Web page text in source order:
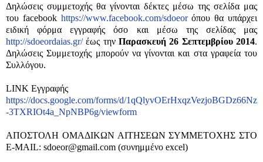
Δηλώσεις συμμετοχής θα γίνονται δέκτες μέσω της σελίδα μας
του facebook https://www.facebook.com/sdoeorόπου θα υπάρχει
ειδική φόρμα εγγραφής όσο και μέσω της σελίδας μας
http://sdoeordaias.gr/έως την Παρασκευή 26 Σεπτεμβρίου 2014.
Δηλώσεις Συμμετοχής μπορούν να γίνονται και στα γραφεία του
Συλλόγου.
LINK Εγγραφής
https://docs.google.com/forms/d/1qQlyvOErHxqzVezjoBGDz66Nz
-3TXRIOt4a_NpNBP6g/viewform
ΑΠΟΣΤΟΛΗ ΟΜΑΔΙΚΩΝ ΑΙΤΗΣΕΩΝ ΣΥΜΜΕΤΟΧΗΣ ΣΤΟ
Ε-MAIL: sdoeor@gmail.com (συνημμένο excel)